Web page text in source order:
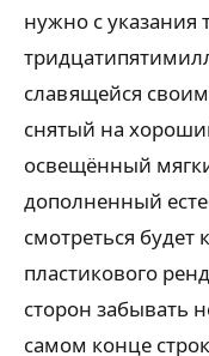
нужно с указания
славящейся
снятый на
освещённый
дополненный
смотреться
пластикового
сторон забывать
самом конце